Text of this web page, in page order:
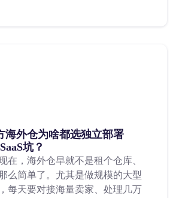
海外仓为啥都选独立部署
坑？
在，海外仓早就不是租个仓库、
么简单了。尤其是做规模的大型
每天要对接海量卖家、处理几万